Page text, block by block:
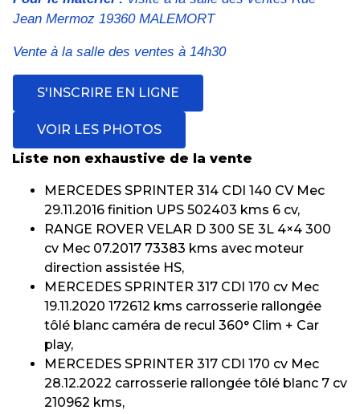
Jean Mermoz 19360 MALEMORT
Vente à la salle des ventes à 14h30
S'INSCRIRE EN LIGNE
VOIR LES PHOTOS
Liste non exhaustive de la vente
MERCEDES SPRINTER 314 CDI 140 CV Mec
29.11.2016 finition UPS 502403 kms 6 cv,
RANGE ROVER VELAR D 300 SE 3L 4×4 300
cv Mec 07.2017 73383 kms avec moteur
direction assistée HS,
MERCEDES SPRINTER 317 CDI 170 cv Mec
19.11.2020 172612 kms carrosserie rallongée
tôlé blanc caméra de recul 360° Clim + Car
play,
MERCEDES SPRINTER 317 CDI 170 cv Mec
28.12.2022 carrosserie rallongée tôlé blanc 7 cv
210962 kms,